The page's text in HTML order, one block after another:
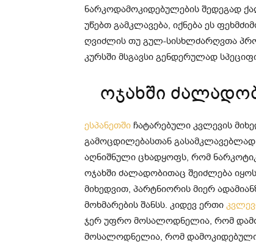
ნარკოდამოკიდებულების შედეგად
უწებთ გამკლავება, იქნება ეს
ღვიძლის თუ გულ-სისხლძარღვთა
კურსში მსგავსი გენდერულად
ოჯახში
ესპანეთში ჩატარებული კვლევის
გამოცდილებასთან
აღნიშნული ცხადყოფს, რომ
ოჯახში ძალადობითაც შეიძლება
მიხედვით, პარტნიორის მიერ
მოხმარების შანსს. კიდევ ერთი
ჯერ უფრო მოსალოდნელია, რომ
მოსალოდნელია, რომ დამოკიდებული